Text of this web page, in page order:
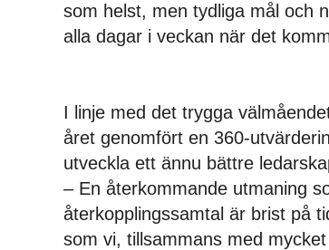
som helst, men tydliga mål och
alla dagar i veckan när det
I linje med det trygga
året genomfört en 360-
utveckla ett ännu bättre
– En återkommande utmaning
återkopplingssamtal är brist på
som vi, tillsammans med